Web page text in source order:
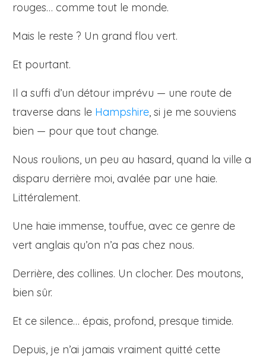
rouges… comme tout le monde.
Mais le reste ? Un grand flou vert.
Et pourtant.
Il a suffi d’un détour imprévu — une route de
traverse dans le Hampshire, si je me souviens
bien — pour que tout change.
Nous roulions, un peu au hasard, quand la ville a
disparu derrière moi, avalée par une haie.
Littéralement.
Une haie immense, touffue, avec ce genre de
vert anglais qu’on n’a pas chez nous.
Derrière, des collines. Un clocher. Des moutons,
bien sûr.
Et ce silence… épais, profond, presque timide.
Depuis, je n’ai jamais vraiment quitté cette